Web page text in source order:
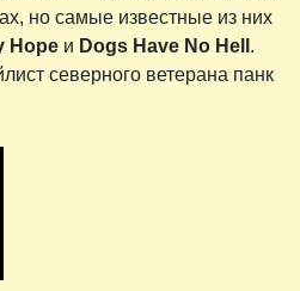
но самые известные из них
Hope и Dogs Have No Hell .
северного ветерана панк